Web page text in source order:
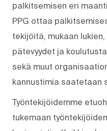
palkitsemisen eri
PPG ottaa
tekijöitä, mukaan
pätevyydet ja
sekä muut
kannustimia saatetaan
Työntekijöidemme
tukemaan